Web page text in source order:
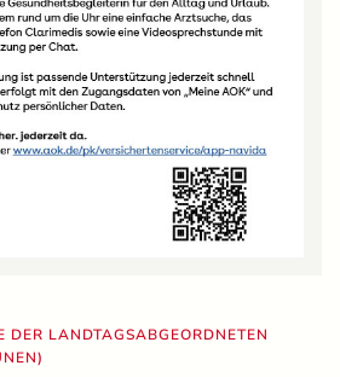
DER LANDTAGSABGEORDNETEN